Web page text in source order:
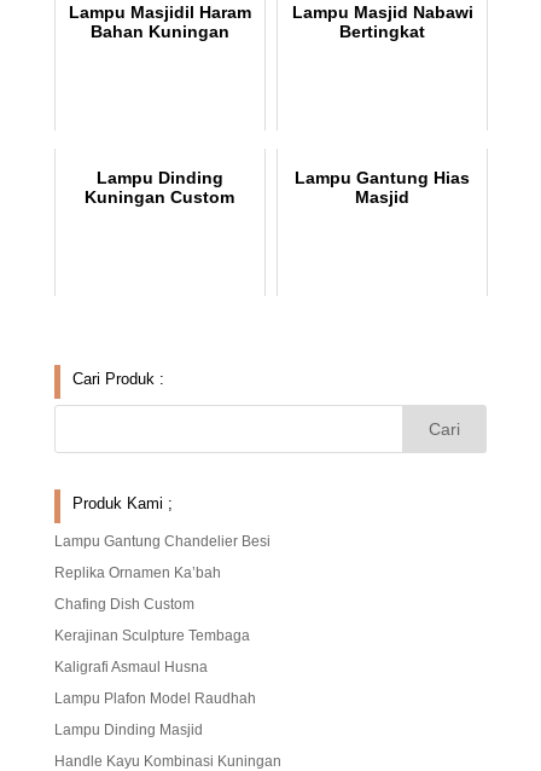
Lampu Masjidil Haram
Bahan Kuningan
Lampu Masjid Nabawi
Bertingkat
Lampu Dinding
Kuningan Custom
Lampu Gantung Hias
Masjid
Cari Produk :
Produk Kami ;
Lampu Gantung Chandelier Besi
Replika Ornamen Ka’bah
Chafing Dish Custom
Kerajinan Sculpture Tembaga
Kaligrafi Asmaul Husna
Lampu Plafon Model Raudhah
Lampu Dinding Masjid
Handle Kayu Kombinasi Kuningan